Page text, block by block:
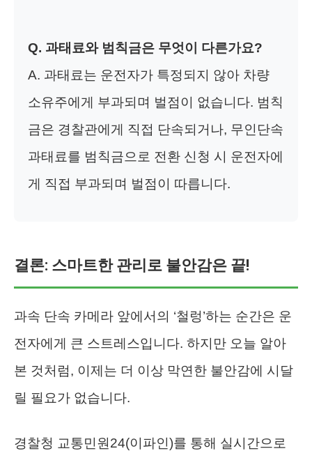
Q. 과태료와 범칙금은 무엇이 다른가요?
A. 과태료는 운전자가 특정되지 않아 차량
소유주에게 부과되며 벌점이 없습니다. 범칙
금은 경찰관에게 직접 단속되거나, 무인단속
과태료를 범칙금으로 전환 신청 시 운전자에
게 직접 부과되며 벌점이 따릅니다.
결론: 스마트한 관리로 불안감은 끝!
과속 단속 카메라 앞에서의 ‘철렁’하는 순간은 운
전자에게 큰 스트레스입니다. 하지만 오늘 알아
본 것처럼, 이제는 더 이상 막연한 불안감에 시달
릴 필요가 없습니다.
경찰청 교통민원24(이파인)를 통해 실시간으로